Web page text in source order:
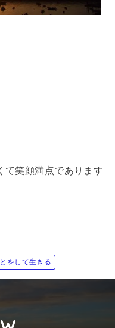
て笑顔満点であります
をして生きる